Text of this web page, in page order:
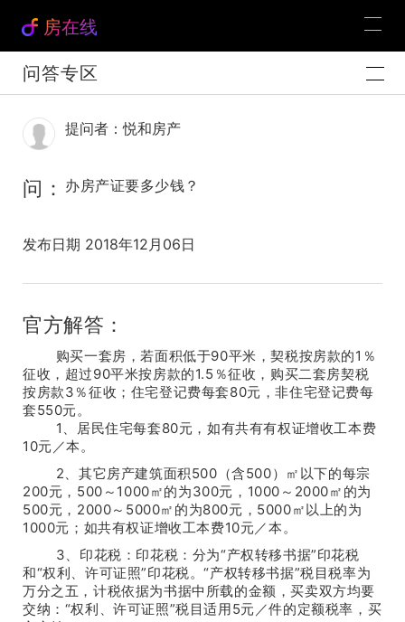
房在线
问答专区
提问者：悦和房产
问： 办房产证要多少钱？
发布日期 2018年12月06日
官方解答：
购买一套房，若面积低于90平米，契税按房款的1％
征收，超过90平米按房款的1.5％征收，购买二套房契税
按房款3％征收；住宅登记费每套80元，非住宅登记费每
套550元。
1、居民住宅每套80元，如有共有有权证增收工本费
10元／本。
2、其它房产建筑面积500（含500）㎡以下的每宗
200元，500～1000㎡的为300元，1000～2000㎡的为
500元，2000～5000㎡的为800元，5000㎡以上的为
1000元；如共有权证增收工本费10元／本。
3、印花税：印花税：分为“产权转移书据”印花税
和“权利、许可证照”印花税。“产权转移书据”税目税率为
万分之五，计税依据为书据中所载的金额，买卖双方均要
交纳：“权利、许可证照”税目适用5元／件的定额税率，买